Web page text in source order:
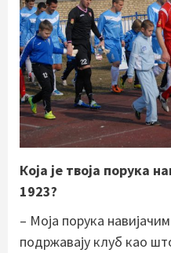
Која је твоја порука
1923?
– Моја порука
подржавају клуб као